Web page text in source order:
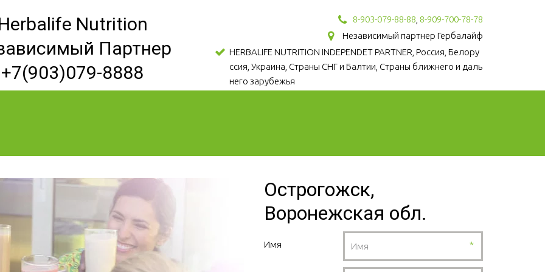
Nutrition
Партнер
+7(903)079-8888
8-903-079-88-88 8-909-700-78-78
Независимый партнер Гербалайф
HERBALIFE NUTRITION INDEPENDET PARTNER, Россия, Белору
ссия, Украина, Страны СНГ и Балтии, Страны ближнего и даль
него зарубежья
Острогожск,
Воронежская обл.
Имя *